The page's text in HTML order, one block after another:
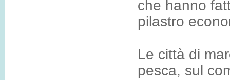
che hanno
pilastro
Le città di
pesca, sul